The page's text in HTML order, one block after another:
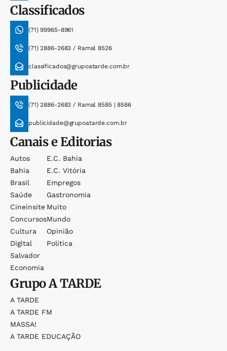
Classificados
(71) 99965-8961
(71) 2886-2683 / Ramal 8526
classificados@grupoatarde.com.br
Publicidade
(71) 2886-2683 / Ramal 8585 | 8586
publicidade@grupoatarde.com.br
Canais e Editorias
Autos
Bahia
Brasil
Saúde
Cineinsite
Concursos
Cultura
Digital
Salvador
Economia
E.c. Bahia
E.c. Vitória
Empregos
Gastronomia
Muito
Mundo
Opinião
Política
GrupoA TARDE
A TARDE
A TARDE FM
MASSA!
A TARDE EDUCAÇÃO